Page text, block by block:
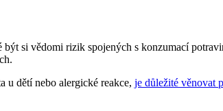
si vědomi rizik spojených s konzumací
u dětí nebo alergické reakce, je důležité věnovat